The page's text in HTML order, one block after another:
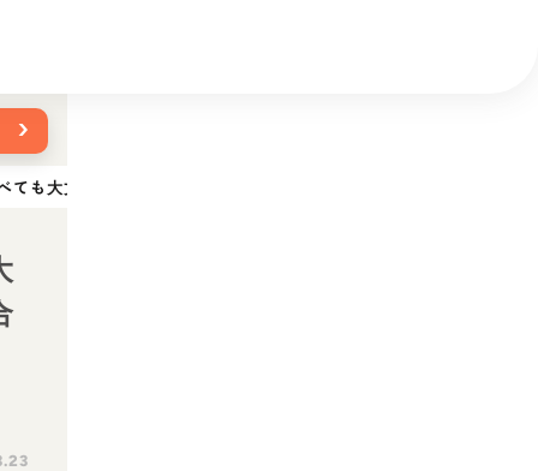
›
ても大丈夫！与え方の注意点や下痢になった場合の対処法について